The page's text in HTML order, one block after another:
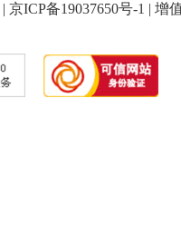
| 京ICP备19037650号-1 | 增